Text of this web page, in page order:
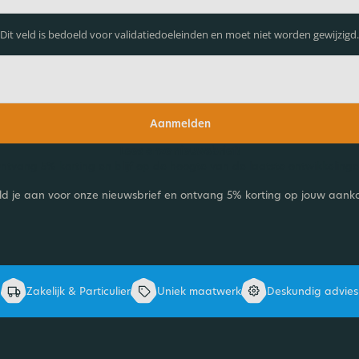
Dit veld is bedoeld voor validatiedoeleinden en moet niet worden gewijzigd.
Aanmelden
je aan voor onze nieuwsbrief en ontvang 5% korting op jouw
Zakelijk & Particulier Uniek maatwerk Deskundig advies